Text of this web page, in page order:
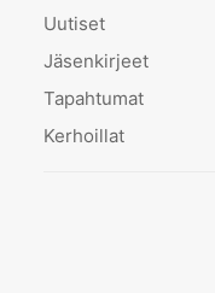
Uutiset
Jäsenkirjeet
Tapahtumat
Kerhoillat